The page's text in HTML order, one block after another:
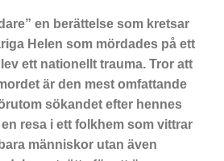
en berättelse som kretsar
Helen som mördades på ett
ett nationellt trauma. Tror att
är den mest omfattande
sökandet efter hennes
resa i ett folkhem som vittrar
människor utan även